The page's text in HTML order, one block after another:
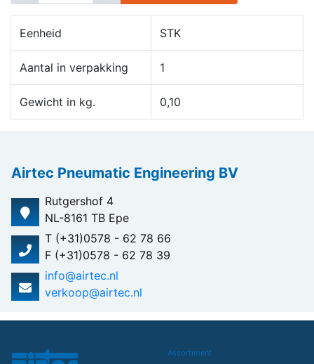
Eenheid STK
Aantal in verpakking 1
Gewicht in kg. 0,10
Airtec Pneumatic Engineering BV
Rutgershof 4
NL-8161 TB Epe
T (+31)0578 - 62 78 66
F (+31)0578 - 62 78 39
info@airtec.nl
verkoop@airtec.nl
Assortiment